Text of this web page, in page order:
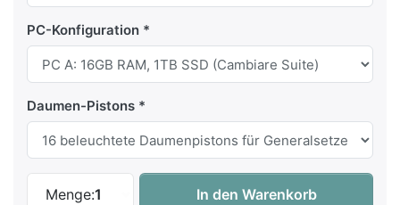
PC-Konfiguration
Daumen-Pistons
Menge:1
Content Cambiare Suite III -
In den Warenkorb